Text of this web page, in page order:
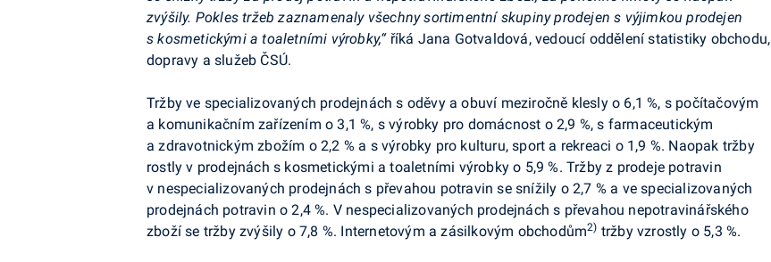
zvýšily. Pokles tržeb zaznamenaly všechny sortimentní skupiny prodejen s výjimkou prodejen
s kosmetickými a toaletními výrobky,“ říká Jana Gotvaldová, vedoucí oddělení statistiky obchodu,
dopravy a služeb ČSÚ.
Tržby ve specializovaných prodejnách s oděvy a obuví meziročně klesly o 6,1 %, s počítačovým
a komunikačním zařízením o 3,1 %, s výrobky pro domácnost o 2,9 %, s farmaceutickým
a zdravotnickým zbožím o 2,2 % a s výrobky pro kulturu, sport a rekreaci o 1,9 %. Naopak tržby
rostly v prodejnách s kosmetickými a toaletními výrobky o 5,9 %. Tržby z prodeje potravin
v nespecializovaných prodejnách s převahou potravin se snížily o 2,7 % a ve specializovaných
prodejnách potravin o 2,4 %. V nespecializovaných prodejnách s převahou nepotravinářského
zboží se tržby zvýšily o 7,8 %. Internetovým a zásilkovým obchodům2) tržby vzrostly o 5,3 %.